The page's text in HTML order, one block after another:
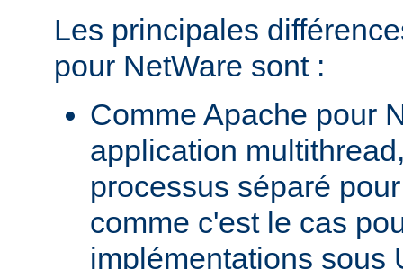
Les principales
pour NetWare sont :
Comme Apache pour
application
processus séparé
comme c'est le cas
implémentations sous